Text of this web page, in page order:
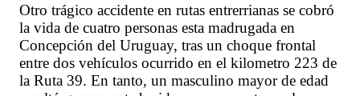
Otro trágico accidente en rutas entrerrianas se cobró
la vida de cuatro personas esta madrugada en
Concepción del Uruguay, tras un choque frontal
entre dos vehículos ocurrido en el kilometro 223 de
la Ruta 39. En tanto, un masculino mayor de edad